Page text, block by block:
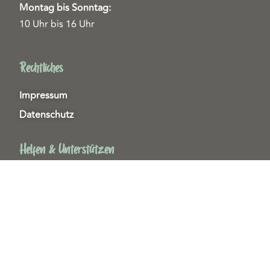
Montag bis Sonntag:
10 Uhr bis 16 Uhr
Rechtliches
Impressum
Datenschutz
Helfen & Unterstützen